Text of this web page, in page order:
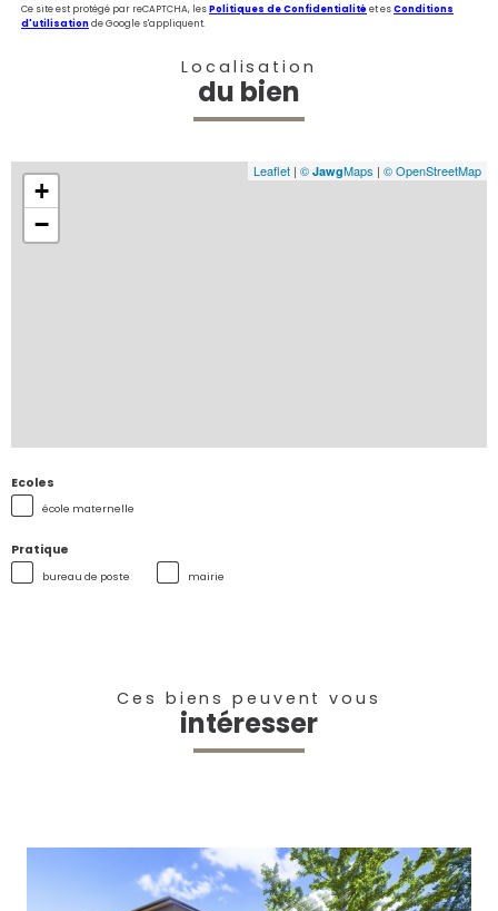
Ce site est protégé par reCAPTCHA, lesPolitiques de Confidentialitéet esConditions
d'utilisationde Google s'appliquent.
Localisation
du bien
+
−
Leaflet | © JawgMaps | © OpenStreetMap
Ecoles
école maternelle
Pratique
bureau de poste mairie
Ces biens peuvent vous
intéresser